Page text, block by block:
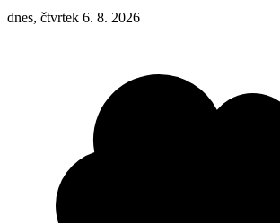
dnes, čtvrtek 6. 8. 2026